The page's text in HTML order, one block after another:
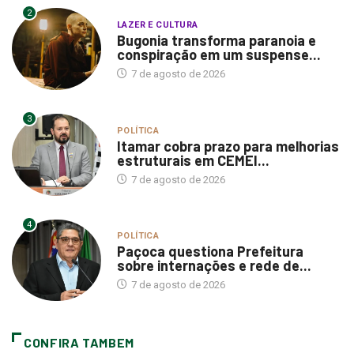
2
LAZER E CULTURA
Bugonia transforma paranoia e
conspiração em um suspense...
7 de agosto de 2026
3
POLÍTICA
Itamar cobra prazo para melhorias
estruturais em CEMEI...
7 de agosto de 2026
4
POLÍTICA
Paçoca questiona Prefeitura
sobre internações e rede de...
7 de agosto de 2026
CONFIRA TAMBEM